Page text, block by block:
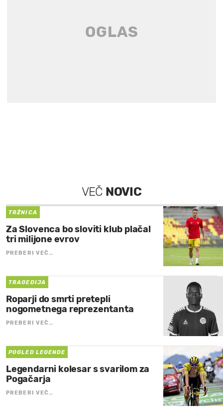
VEČ NOVIC
TRŽNICA
Za Slovenca bo sloviti klub plačal
tri milijone evrov
PREBERI VEČ…
TRAGEDIJA
Roparji do smrti pretepli
nogometnega reprezentanta
PREBERI VEČ…
POGLED LEGENDE
Legendarni kolesar s svarilom za
Pogačarja
PREBERI VEČ…